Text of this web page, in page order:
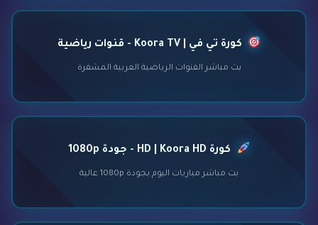
كورة تي في | Koora TV - قنوات رياضية
بث مباشر القنوات الرياضية العربية المشفرة
كورة HD | Koora HD - جودة 1080p
بث مباشر مباريات اليوم بجودة 1080p عالية